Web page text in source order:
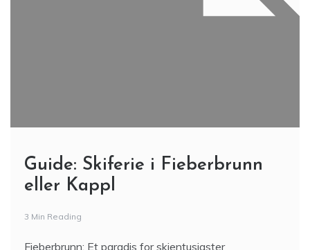
Guide: Skiferie i Fieberbrunn
eller Kappl
3 Min Reading
Fieberbrunn: Et paradis for skientusiaster